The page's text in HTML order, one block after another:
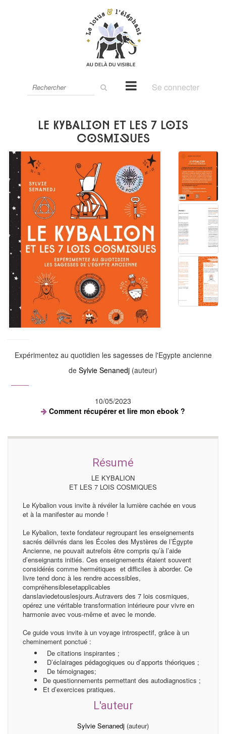
le
Se connecter
Le Kybalion et les 7 lois
cosmiques
Expérimentez au quotidien les sagesses de l'Egypte ancienne
de Sylvie Senanedj (auteur)
10/05/2023
Comment récupérer et lire mon ebook ?
Résumé
LE KYBALION
ET LES 7 LOIS COSMIQUES
Le Kybalion vous invite à révéler la lumière cachée en vous
et à la manifester au monde !
Le Kybalion, texte fondateur regroupant les enseignements
sacrés délivrés dans les Écoles des Mystères de l’Égypte
Ancienne, ne pouvait autrefois être compris qu’à l’aide
d’enseignants initiés. Ces enseignements étaient souvent
considérés comme hermétiques et difficiles à aborder. Ce
livre tend donc à les rendre accessibles,
compréhensiblesetapplicables
danslaviedetouslesjours.Autravers des 7 lois cosmiques,
opérez une véritable transformation intérieure pour vivre en
harmonie avec vous-même et avec le monde.
Ce guide vous invite à un voyage introspectif, grâce à un
cheminement ponctué :
De citations inspirantes ;
D’éclairages pédagogiques ou d’apports théoriques ;
De témoignages;
De questionnements permettant des autodiagnostics ;
Et d’exercices pratiques.
L'auteur
Sylvie Senanedj (auteur)